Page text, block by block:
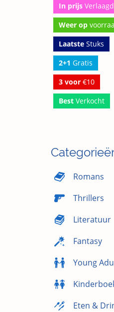
In prijs Verlaagd
Weer op
Laatste Stuks
2+1 Gratis
3 voor €10
Best Verkocht
Romans
Thrillers
Literatuur
Fantasy
Young
Eten &